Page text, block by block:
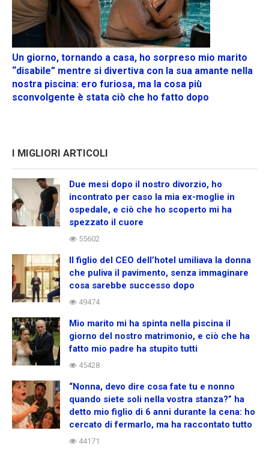
Un giorno, tornando a casa, ho sorpreso mio marito
“disabile” mentre si divertiva con la sua amante nella
nostra piscina: ero furiosa, ma la cosa più
sconvolgente è stata ciò che ho fatto dopo
I MIGLIORI ARTICOLI
Due mesi dopo il nostro divorzio, ho
incontrato per caso la mia ex-moglie in
ospedale, e ciò che ho scoperto mi ha
spezzato il cuore
55602
Il figlio del CEO dell’hotel umiliava la donna
che puliva il pavimento, senza immaginare
cosa sarebbe successo dopo
49474
Mio marito mi ha spinta nella piscina il
giorno del nostro matrimonio, e ciò che ha
fatto mio padre ha stupito tutti
45428
“Nonna, devo dire cosa fate tu e nonno
quando siete soli nella vostra stanza?” ha
detto mio figlio di 6 anni durante la cena: ho
cercato di fermarlo, ma ha raccontato tutto
44171